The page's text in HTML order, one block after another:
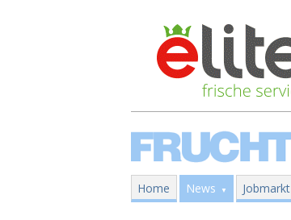
Home News Jobmarkt